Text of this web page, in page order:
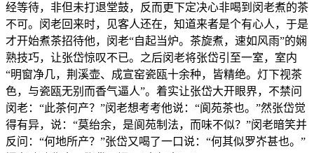
经等待，非但未打退堂鼓，反而更下定决心非喝到闵老煮的茶
不可。闵老回来时，见客人还在，知道来者是个有心人，于是
才开始煮茶招待他，闵老“自起当炉。茶旋煮，速如风雨”的娴
熟技巧，让张岱惊叹不已。之后闵老将张岱引至一室，室内
“明窗净几，荆溪壶、成宣窑瓷瓯十余种，皆精绝。灯下视茶
色，与瓷瓯无别而香气逼人”。着实让张岱大开眼界，不禁问
闵老：“此茶何产？”闵老想考考他说：“阆苑茶也。”然张岱觉
得有异，说：“莫绐余，是阆苑制法，而味不似？”闵老暗笑并
反问：“何地所产？”张岱又喝了一口说：“何其似罗岕甚也。”